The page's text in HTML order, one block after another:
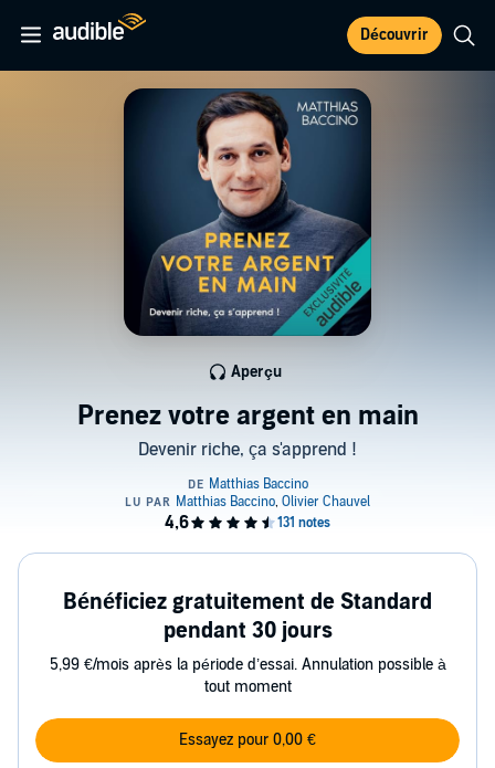
Découvrir
Prenez votre argent en main
Devenir riche, ça s'apprend !
Aperçu
Bénéficiez gratuitement de Standard
pendant 30 jours
5,99 €/mois après la période d’essai. Annulation possible à
tout moment
Essayez pour 0,00 €